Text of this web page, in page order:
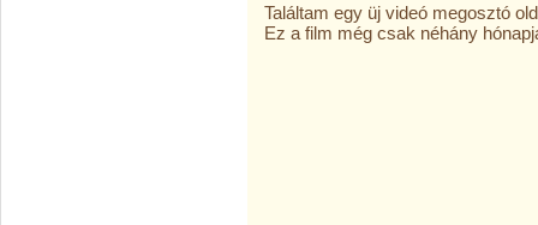
Találtam egy üj videó megosztó
Ez a film még csak néhány